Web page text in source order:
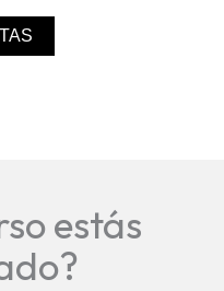
estás